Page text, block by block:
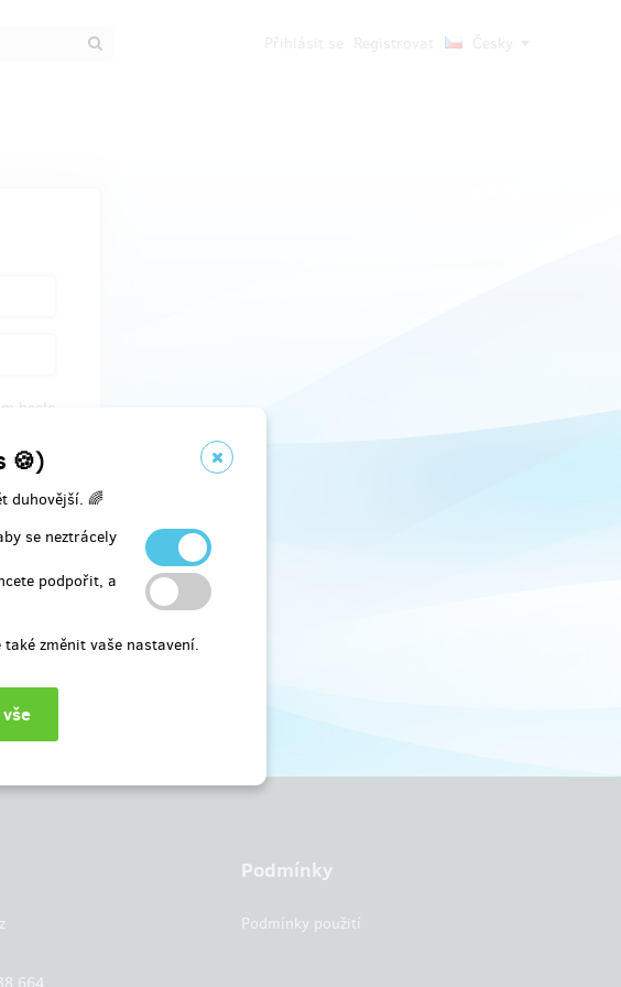
🍪)
duhovější. 🌈
se neztrácely
podpořit, a
také změnit vaše nastavení.
heslo
Podmínky
Podmínky použití